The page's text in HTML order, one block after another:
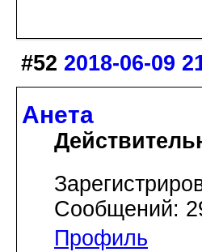
#52 2018-06-09
Анета
Сообщений:
Профиль